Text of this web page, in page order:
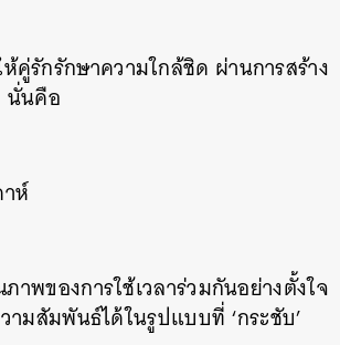
รักรักษาความใกล้ชิด ผ่านการสร้าง
นั่นคือ
ห์
าพของการใช้เวลาร่วมกันอย่างตั้งใจ
ามสัมพันธ์ได้ในรูปแบบที่ ‘กระชับ’